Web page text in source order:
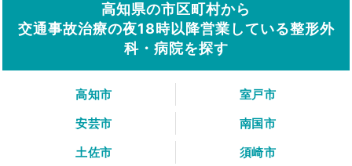
高知県の市区町村から
交通事故治療の夜18時以降営業している整形外
科・病院を探す
高知市
室戸市
安芸市
南国市
土佐市
須崎市